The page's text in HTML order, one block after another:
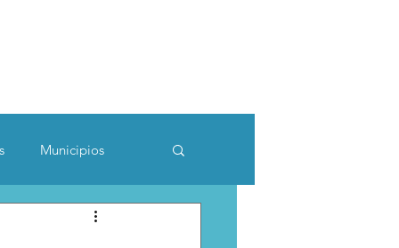
Municipios